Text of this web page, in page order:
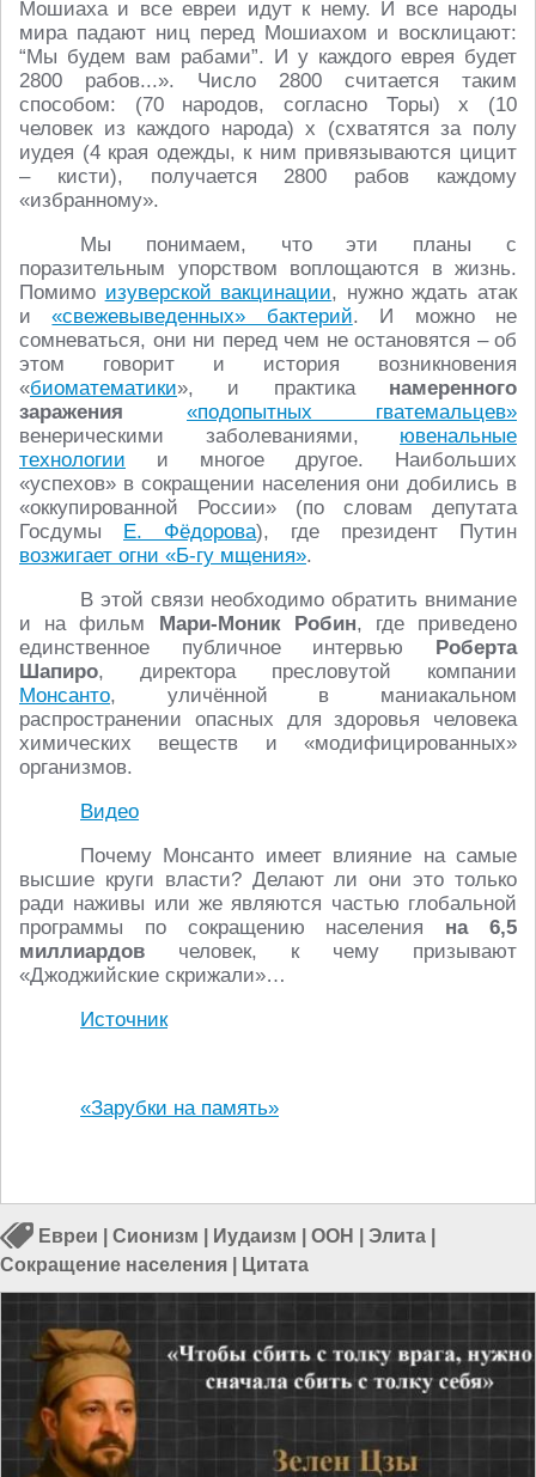
Мошиаха и все евреи идут к нему. И все народы
мира падают ниц перед Мошиахом и восклицают:
“Мы будем вам рабами”. И у каждого еврея будет
2800 рабов...». Число 2800 считается таким
способом: (70 народов, согласно Торы) х (10
человек из каждого народа) х (схватятся за полу
иудея (4 края одежды, к ним привязываются цицит
– кисти), получается 2800 рабов каждому
«избранному».
Мы понимаем, что эти планы с
поразительным упорством воплощаются в жизнь.
Помимо изуверской вакцинации, нужно ждать атак
и«свежевыведенных» бактерий. И можно не
сомневаться, они ни перед чем не остановятся – об
этом говорит и история возникновения
«биоматематики», и практика намеренного
заражения
«подопытных гватемальцев»
венерическими заболеваниями, ювенальные
технологии и многое другое. Наибольших
«успехов» в сокращении населения они добились в
«оккупированной России» (по словам депутата
Госдумы Е. Фёдорова), где президент Путин
возжигает огни «Б-гу мщения».
В этой связи необходимо обратить внимание
и на фильм Мари-Моник Робин, где приведено
единственное публичное интервью Роберта
Шапиро, директора пресловутой компании
Монсанто, уличённой в маниакальном
распространении опасных для здоровья человека
химических веществ и «модифицированных»
организмов.
Видео
Почему Монсанто имеет влияние на самые
высшие круги власти? Делают ли они это только
ради наживы или же являются частью глобальной
программы по сокращению населения на 6,5
миллиардов человек, к чему призывают
«Джоджийские скрижали»…
Источник
«Зарубки на память»
Евреи Сионизм Иудаизм ООН Элита
Сокращение населения
Цитата